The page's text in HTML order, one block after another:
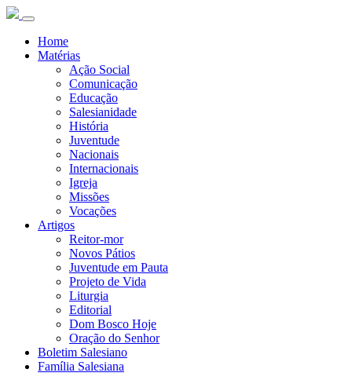
Home
Matérias
Ação Social
Comunicação
Educação
Salesianidade
História
Juventude
Nacionais
Internacionais
Igreja
Missões
Vocações
Artigos
Reitor-mor
Novos Pátios
Juventude em Pauta
Projeto de Vida
Liturgia
Editorial
Dom Bosco Hoje
Oração do Senhor
Boletim Salesiano
Família Salesiana